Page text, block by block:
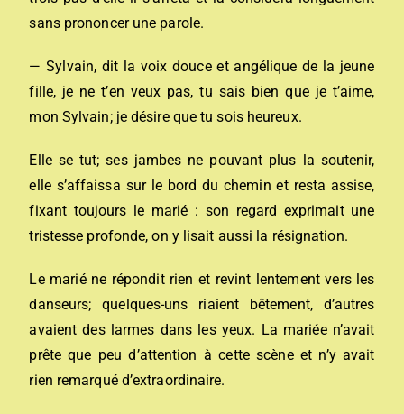
sans prononcer une parole.
— Sylvain, dit la voix douce et angélique de la jeune
fille, je ne t’en veux pas, tu sais bien que je t’aime,
mon Sylvain; je désire que tu sois heureux.
Elle se tut; ses jambes ne pouvant plus la soutenir,
elle s’affaissa sur le bord du chemin et resta assise,
fixant toujours le marié : son regard exprimait une
tristesse profonde, on y lisait aussi la résignation.
Le marié ne répondit rien et revint lentement vers les
danseurs; quelques-uns riaient bêtement, d’autres
avaient des larmes dans les yeux. La mariée n’avait
prête que peu d’attention à cette scène et n’y avait
rien remarqué d’extraordinaire.